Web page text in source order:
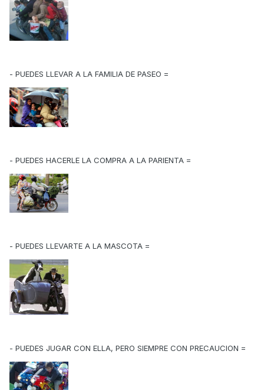
- PUEDES LLEVAR A LA FAMILIA DE PASEO =
- PUEDES HACERLE LA COMPRA A LA PARIENTA =
- PUEDES LLEVARTE A LA MASCOTA =
- PUEDES JUGAR CON ELLA, PERO SIEMPRE CON PRECAUCION =